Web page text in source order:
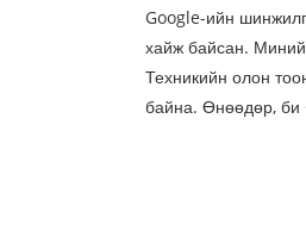
Google-ийн
хайж байсан. Миний
Техникийн олон
байна. Өнөөдөр, би